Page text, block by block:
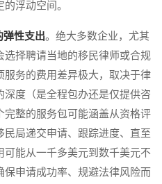
浮动空间。
弹性支出。绝大多数企业，尤其
选择聘请当地的移民律师或合规
服务的费用差异极大，取决于律
度（是全程包办还是仅提供咨
整的服务包可能涵盖从资格评
局递交申请、跟踪进度、直至
可能从一千多美元到数千美元不
申请成功率、规避法律风险而